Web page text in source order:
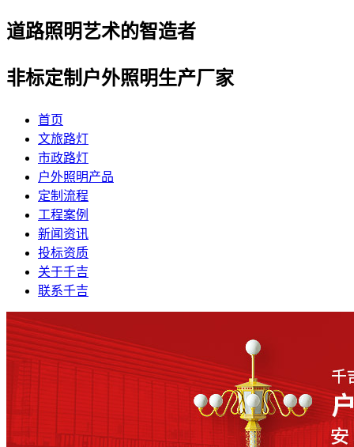
道路照明艺术的智造者
非标定制户外照明生产厂家
首页
文旅路灯
市政路灯
户外照明产品
定制流程
工程案例
新闻资讯
投标资质
关于千吉
联系千吉